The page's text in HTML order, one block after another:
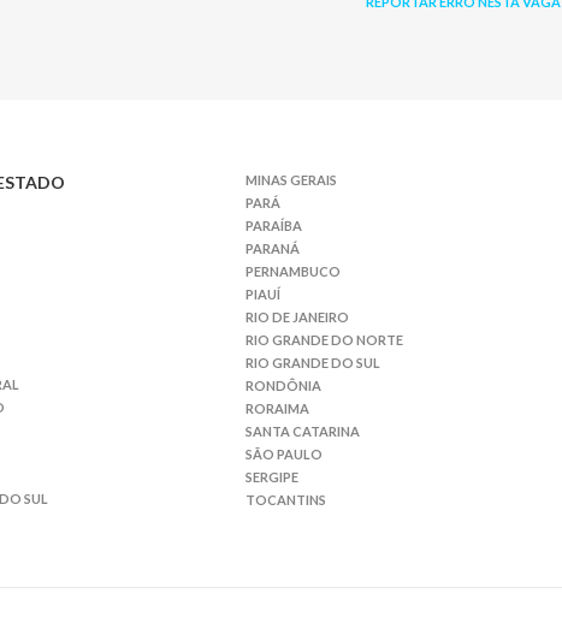
SUL
MINAS GERAIS
PARÁ
PARAÍBA
PARANÁ
PERNAMBUCO
PIAUÍ
RIO DE JANEIRO
RIO GRANDE DO NORTE
RIO GRANDE DO SUL
RONDÔNIA
RORAIMA
SANTA CATARINA
SÃO PAULO
SERGIPE
TOCANTINS